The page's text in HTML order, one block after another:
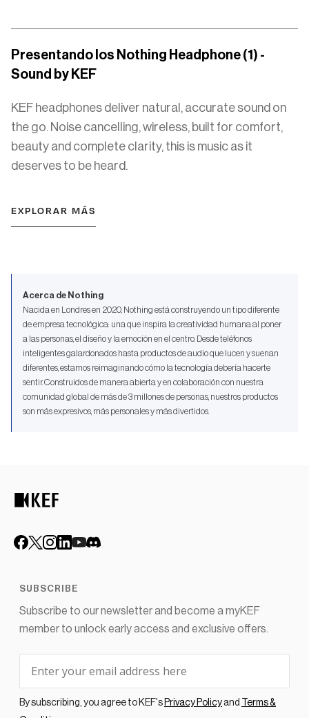
Presentando los Nothing Headphone (1) -
Sound by KEF
KEF headphones deliver natural, accurate sound on
the go. Noise cancelling, wireless, built for comfort,
beauty and complete clarity, this is music as it
deserves to be heard.
EXPLORAR MÁS
Acerca de Nothing
Nacida en Londres en 2020, Nothing está construyendo un tipo diferente
de empresa tecnológica: una que inspira la creatividad humana al poner
a las personas, el diseño y la emoción en el centro. Desde teléfonos
inteligentes galardonados hasta productos de audio que lucen y suenan
diferentes, estamos reimaginando cómo la tecnología debería hacerte
sentir. Construidos de manera abierta y en colaboración con nuestra
comunidad global de más de 3 millones de personas, nuestros productos
son más expresivos, más personales y más divertidos.